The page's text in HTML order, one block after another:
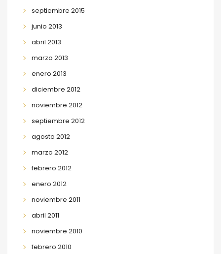
septiembre 2015
junio 2013
abril 2013
marzo 2013
enero 2013
diciembre 2012
noviembre 2012
septiembre 2012
agosto 2012
marzo 2012
febrero 2012
enero 2012
noviembre 2011
abril 2011
noviembre 2010
febrero 2010